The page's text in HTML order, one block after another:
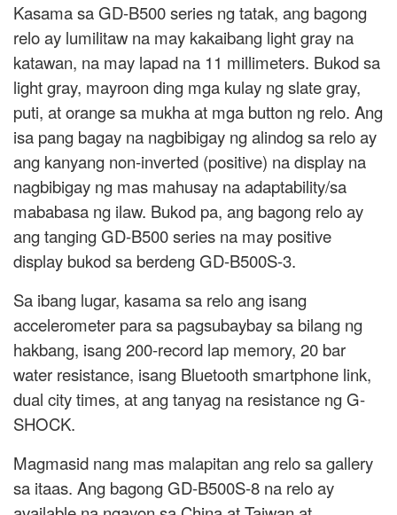
Kasama sa GD-B500 series ng tatak, ang bagong
relo ay lumilitaw na may kakaibang light gray na
katawan, na may lapad na 11 millimeters. Bukod sa
light gray, mayroon ding mga kulay ng slate gray,
puti, at orange sa mukha at mga button ng relo. Ang
isa pang bagay na nagbibigay ng alindog sa relo ay
ang kanyang non-inverted (positive) na display na
nagbibigay ng mas mahusay na adaptability/sa
mababasa ng ilaw. Bukod pa, ang bagong relo ay
ang tanging GD-B500 series na may positive
display bukod sa berdeng GD-B500S-3.
Sa ibang lugar, kasama sa relo ang isang
accelerometer para sa pagsubaybay sa bilang ng
hakbang, isang 200-record lap memory, 20 bar
water resistance, isang Bluetooth smartphone link,
dual city times, at ang tanyag na resistance ng G-
SHOCK.
Magmasid nang mas malapitan ang relo sa gallery
sa itaas. Ang bagong GD-B500S-8 na relo ay